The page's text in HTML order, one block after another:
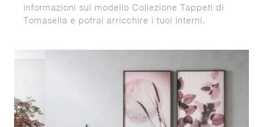
informazioni sul modello Collezione Tappeti di
Tomasella e potrai arricchire i tuoi interni.